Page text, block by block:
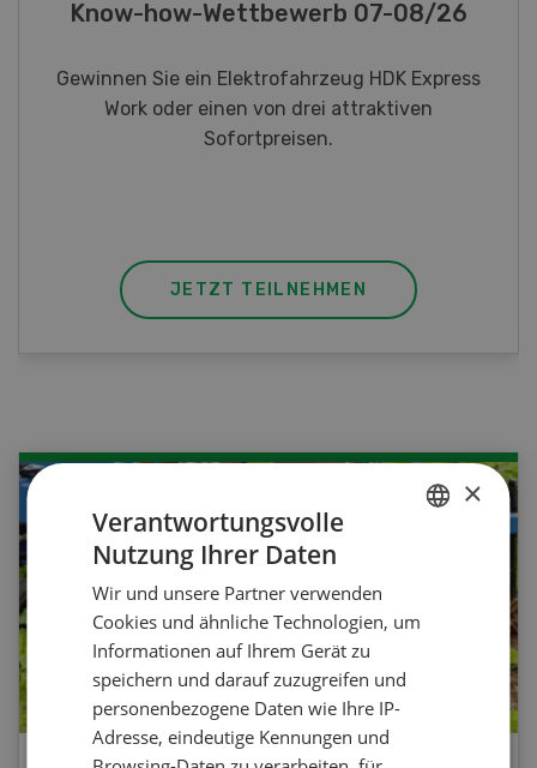
Fotorätsel 07-08/26
Gewinnen Sie eines von fünf LANDI
Taschenmessern
JETZT TEILNEHMEN
×
Verantwortungsvolle
Nutzung Ihrer Daten
Wir und unsere Partner verwenden
Cookies und ähnliche Technologien, um
Informationen auf Ihrem Gerät zu
speichern und darauf zuzugreifen und
personenbezogene Daten wie Ihre IP-
Adresse, eindeutige Kennungen und